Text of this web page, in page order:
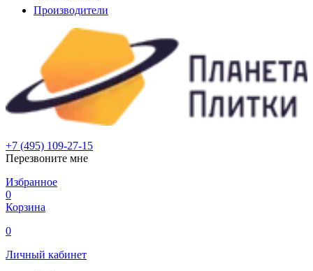
Производители
+7 (495) 109-27-15
Перезвоните мне
Избранное
0
Корзина
0
Личный кабинет